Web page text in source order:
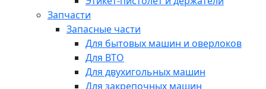
Запчасти
Запасные части
Для бытовых машин и оверлоков
Для ВТО
Для двухигольных машин
Для закрепочных машин